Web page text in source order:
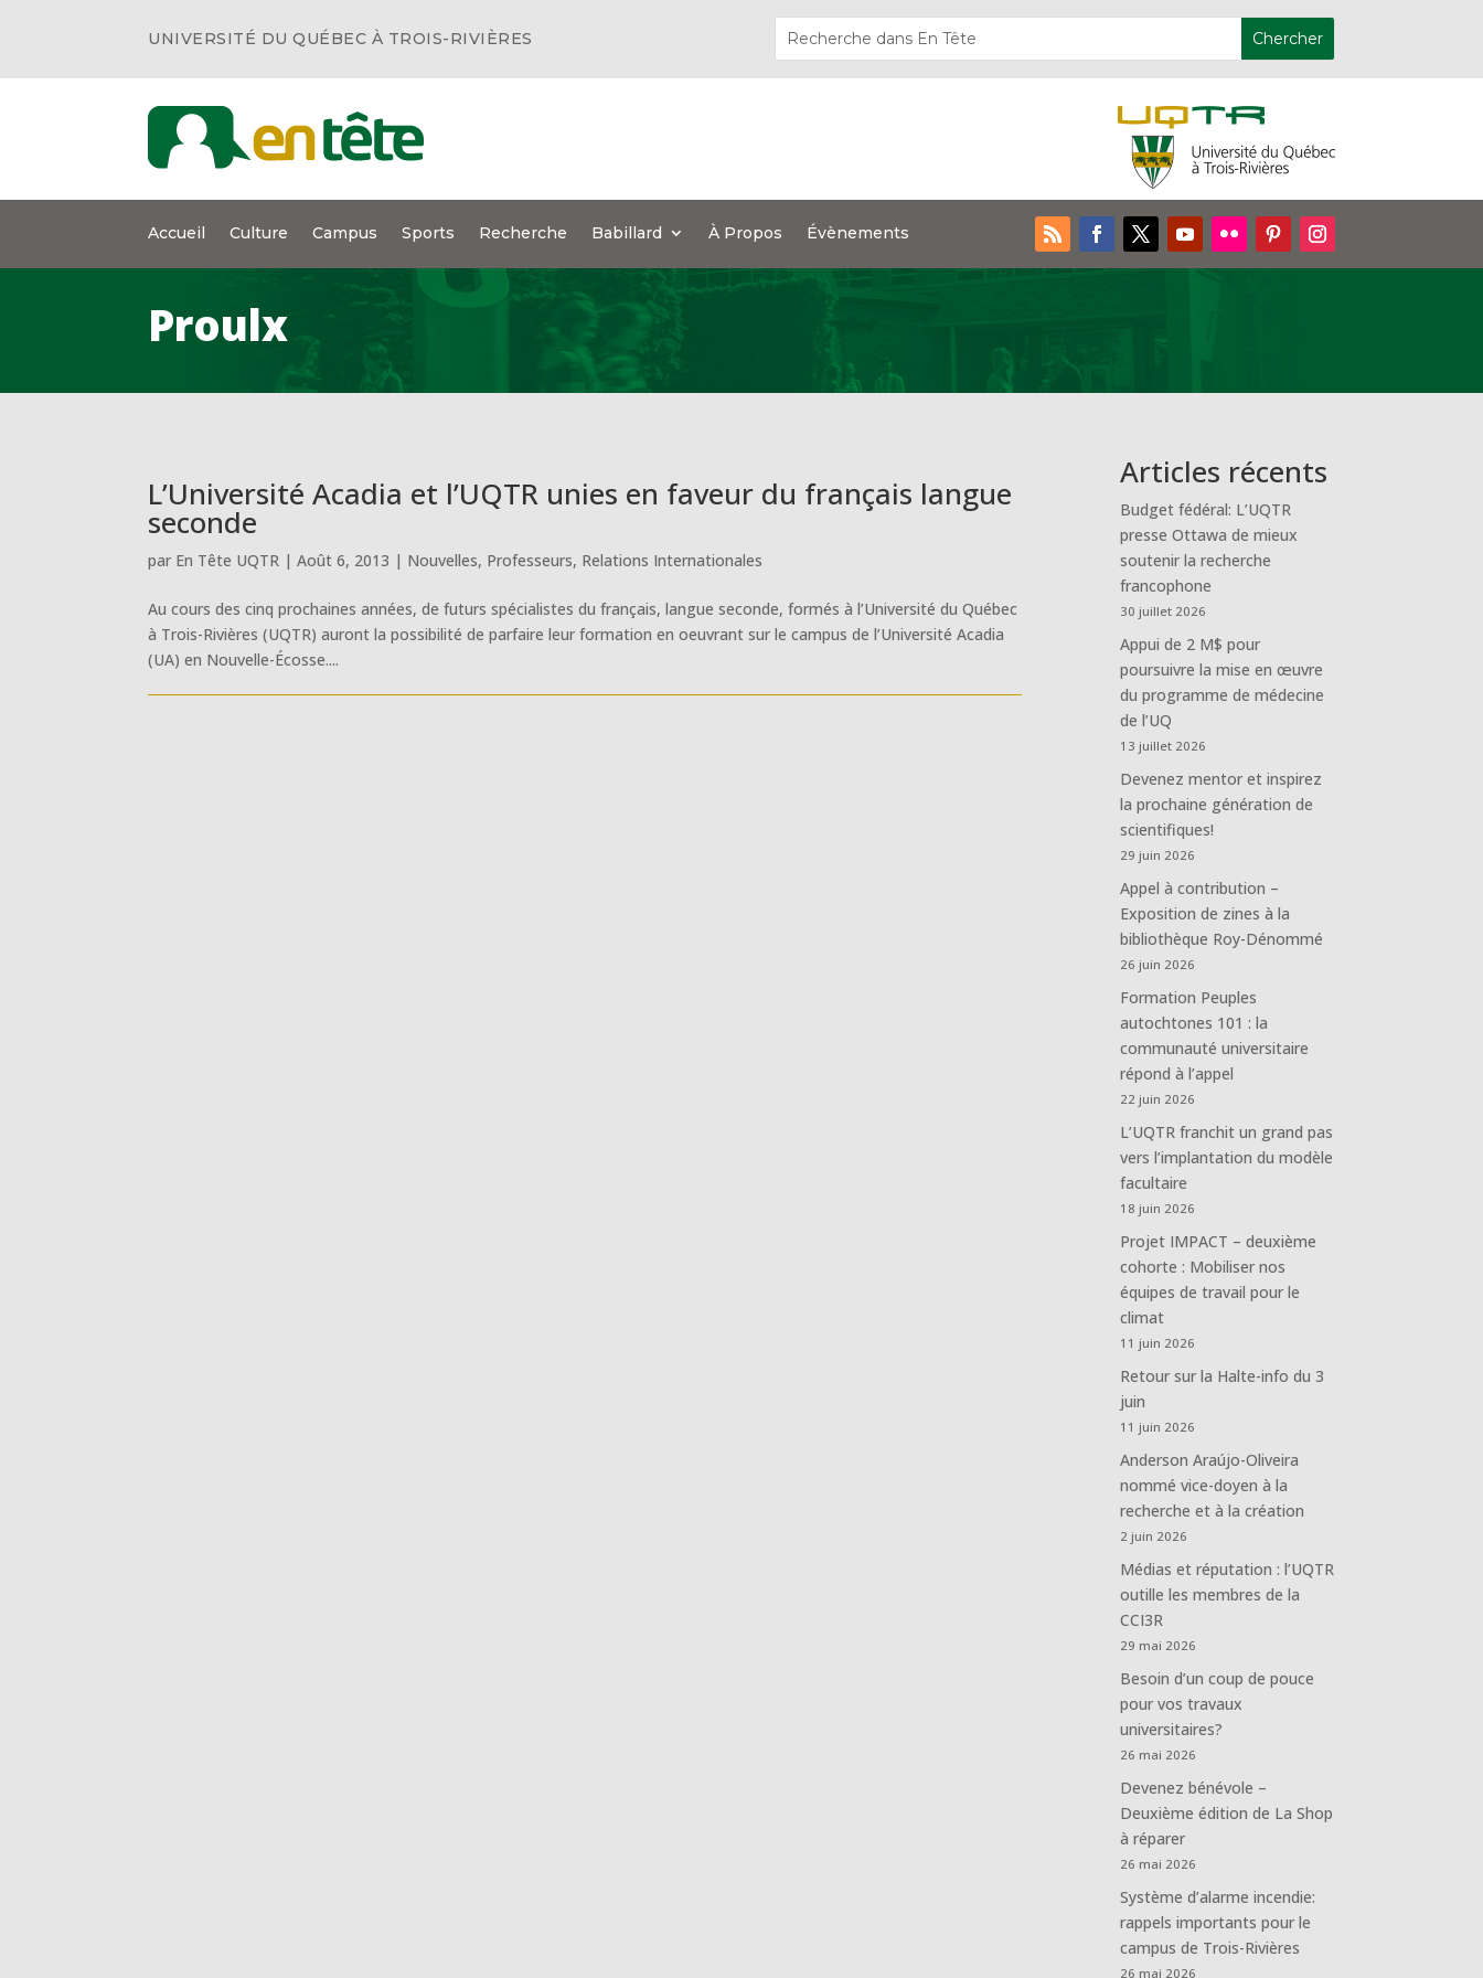
UNIVERSITÉ DU QUÉBEC À TROIS-RIVIÈRES
Accueil Culture Campus Sports Recherche Babillard À Propos Évènements
Proulx
L’Université Acadia et l’UQTR unies en faveur du français langue
seconde
par En Tête UQTR |Août 6, 2013 | Nouvelles, Professeurs, Relations Internationales
Au cours des cinq prochaines années, de futurs spécialistes du français, langue seconde, formés à l’Université du Québec
à Trois-Rivières (UQTR) auront la possibilité de parfaire leur formation en oeuvrant sur le campus de l’Université Acadia
(UA) en Nouvelle-Écosse....
Articles récents
Budget fédéral: L’UQTR
presse Ottawa de mieux
soutenir la recherche
francophone
30 juillet 2026
Appui de 2 M$ pour
poursuivre la mise en œuvre
du programme de médecine
de l’UQ
13 juillet 2026
Devenez mentor et inspirez
la prochaine génération de
scientifiques!
29 juin 2026
Appel à contribution –
Exposition de zines à la
bibliothèque Roy-Dénommé
26 juin 2026
Formation Peuples
autochtones 101 : la
communauté universitaire
répond à l’appel
22 juin 2026
L’UQTR franchit un grand pas
vers l’implantation du modèle
facultaire
18 juin 2026
Projet IMPACT – deuxième
cohorte : Mobiliser nos
équipes de travail pour le
climat
11 juin 2026
Retour sur la Halte-info du 3
juin
11 juin 2026
Anderson Araújo-Oliveira
nommé vice-doyen à la
recherche et à la création
2 juin 2026
Médias et réputation : l’UQTR
outille les membres de la
CCI3R
29 mai 2026
Besoin d’un coup de pouce
pour vos travaux
universitaires?
26 mai 2026
Devenez bénévole –
Deuxième édition de La Shop
à réparer
26 mai 2026
Système d’alarme incendie:
rappels importants pour le
campus de Trois-Rivières
26 mai 2026